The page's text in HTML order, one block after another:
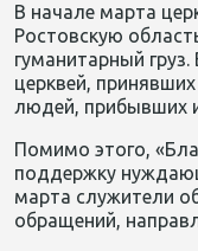
В начале марта
Ростовскую
гуманитарный
церквей,
людей, прибывших
Помимо этого,
поддержку
марта служители
обращений,